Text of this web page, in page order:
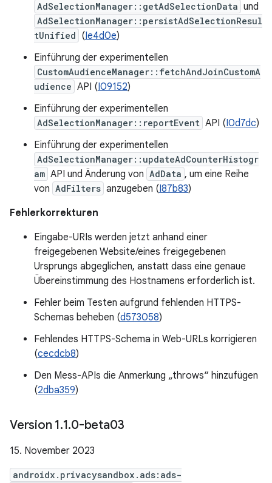
AdSelectionManager::getAdSelectionData und
AdSelectionManager::persistAdSelectionResul
tUnified (Ie4d0e)
Einführung der experimentellen
CustomAudienceManager::fetchAndJoinCustomA
udience API (I09152)
Einführung der experimentellen
AdSelectionManager::reportEvent API (I0d7dc)
Einführung der experimentellen
AdSelectionManager::updateAdCounterHistogr
am API und Änderung von AdData , um eine Reihe
von AdFilters anzugeben (I87b83)
Fehlerkorrekturen
Eingabe-URIs werden jetzt anhand einer
freigegebenen Website/eines freigegebenen
Ursprungs abgeglichen, anstatt dass eine genaue
Übereinstimmung des Hostnamens erforderlich ist.
Fehler beim Testen aufgrund fehlenden HTTPS-
Schemas beheben (d573058)
Fehlendes HTTPS-Schema in Web-URLs korrigieren
(cecdcb8)
Den Mess-APIs die Anmerkung „throws“ hinzufügen
(2dba359)
Version 1.1.0-beta03
15. November 2023
androidx.privacysandbox.ads:ads-